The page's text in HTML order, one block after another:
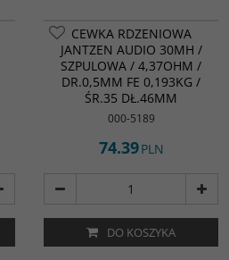
CEWKA RDZENIOWA
JANTZEN AUDIO 30MH /
SZPULOWA / 4,37OHM /
DR.0,5MM FE 0,193KG /
ŚR.35 DŁ.46MM
000-5189
74.39PLN
DO KOSZYKA